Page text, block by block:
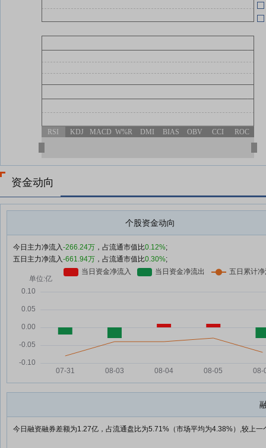
06-29
RSI
KDJ MACD W%R DMI BIAS OBV CCI ROC
资金动向
个股资金动向
今日主力净流入-266.24万 ，占流通市值比0.12%;
五日主力净流入-661.94万 ，占流通市值比0.30%;
今日融资融券差额为1.27亿，占流通盘比为5.71%（市场平均为4.38%）,较上一